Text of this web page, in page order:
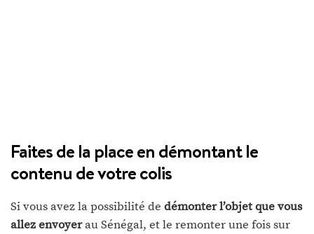
Faites de la place en démontant le
contenu de votre colis
Si vous avez la possibilité de démonter l’objet que vous
allez envoyerau Sénégal, et le remonter une fois sur